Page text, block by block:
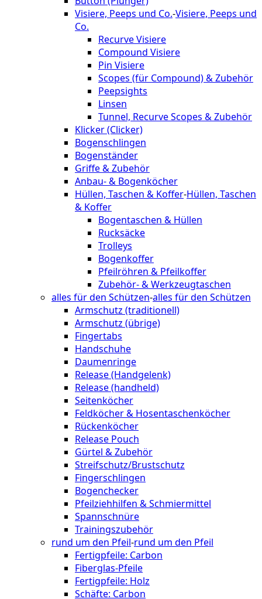
Visiere, Peeps und Co.-Visiere, Peeps und
Co.
Recurve Visiere
Compound Visiere
Pin Visiere
Scopes (für Compound) & Zubehör
Peepsights
Linsen
Tunnel, Recurve Scopes & Zubehör
Klicker (Clicker)
Bogenschlingen
Bogenständer
Griffe & Zubehör
Anbau- & Bogenköcher
Hüllen, Taschen & Koffer-Hüllen, Taschen
& Koffer
Bogentaschen & Hüllen
Rucksäcke
Trolleys
Bogenkoffer
Pfeilröhren & Pfeilkoffer
Zubehör- & Werkzeugtaschen
alles für den Schützen-alles für den Schützen
Armschutz (traditionell)
Armschutz (übrige)
Fingertabs
Handschuhe
Daumenringe
Release (Handgelenk)
Release (handheld)
Seitenköcher
Feldköcher & Hosentaschenköcher
Rückenköcher
Release Pouch
Gürtel & Zubehör
Streifschutz/Brustschutz
Fingerschlingen
Bogenchecker
Pfeilziehhilfen & Schmiermittel
Spannschnüre
Trainingszubehör
rund um den Pfeil-rund um den Pfeil
Fertigpfeile: Carbon
Fiberglas-Pfeile
Fertigpfeile: Holz
Schäfte: Carbon